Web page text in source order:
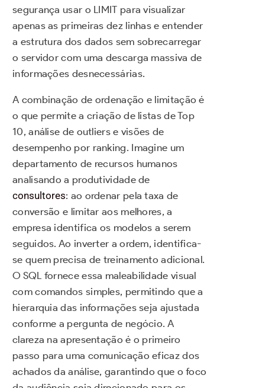
segurança usar o LIMIT para visualizar
apenas as primeiras dez linhas e entender
a estrutura dos dados sem sobrecarregar
o servidor com uma descarga massiva de
informações desnecessárias.
A combinação de ordenação e limitação é
o que permite a criação de listas de Top
10, análise de outliers e visões de
desempenho por ranking. Imagine um
departamento de recursos humanos
analisando a produtividade de
consultores: ao ordenar pela taxa de
conversão e limitar aos melhores, a
empresa identifica os modelos a serem
seguidos. Ao inverter a ordem, identifica-
se quem precisa de treinamento adicional.
O SQL fornece essa maleabilidade visual
com comandos simples, permitindo que a
hierarquia das informações seja ajustada
conforme a pergunta de negócio. A
clareza na apresentação é o primeiro
passo para uma comunicação eficaz dos
achados da análise, garantindo que o foco